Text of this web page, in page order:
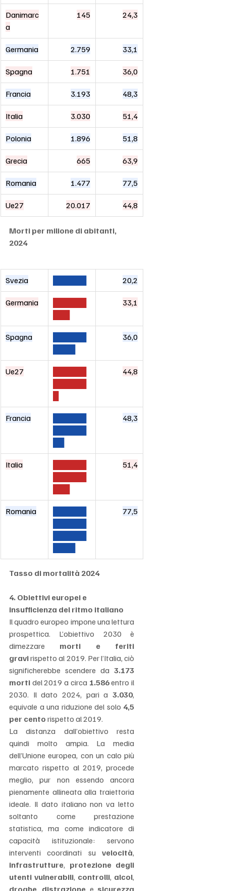
Danimarc
a
145 24,3
Germania 2.759 33,1
Spagna 1.751 36,0
Francia 3.193 48,3
Italia 3.030 51,4
Polonia 1.896 51,8
Grecia 665 63,9
Romania 1.477 77,5
Ue27 20.017 44,8
Morti per milione di abitanti,
2024
Svezia 20,2
Germania 33,1
Spagna 36,0
Ue27 44,8
Francia 48,3
Italia 51,4
Romania 77,5
Tasso di mortalità 2024
4. Obiettivi europei e
insufficienza del ritmo italiano
Il quadro europeo impone una lettura
prospettica. L’obiettivo 2030 è
dimezzare morti e feriti
gravi rispetto al 2019. Per l’Italia, ciò
significherebbe scendere da 3.173
morti del 2019 a circa 1.586 entro il
2030. Il dato 2024, pari a 3.030,
equivale a una riduzione del solo 4,5
per cento rispetto al 2019.
La distanza dall’obiettivo resta
quindi molto ampia. La media
dell’Unione europea, con un calo più
marcato rispetto al 2019, procede
meglio, pur non essendo ancora
pienamente allineata alla traiettoria
ideale. Il dato italiano non va letto
soltanto come prestazione
statistica, ma come indicatore di
capacità istituzionale: servono
interventi coordinati su velocità
infrastrutture, protezione degli
utenti vulnerabili, controlli, alcol